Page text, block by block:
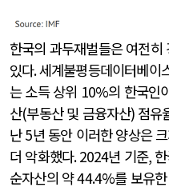
한국의 과두재벌들은 여전
있다.세계불평등데이터베이
는 소득 상위 10%의 한국인
산(부동산 및 금융자산) 점유
난5년 동안 이러한 양상은
더 악화했다. 2024년 기준,
순자산의 약44.4%를 보유